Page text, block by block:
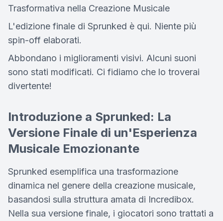
Trasformativa nella Creazione Musicale
L'edizione finale di Sprunked è qui. Niente più
spin-off elaborati.
Abbondano i miglioramenti visivi. Alcuni suoni
sono stati modificati. Ci fidiamo che lo troverai
divertente!
Introduzione a Sprunked: La
Versione Finale di un'Esperienza
Musicale Emozionante
Sprunked esemplifica una trasformazione
dinamica nel genere della creazione musicale,
basandosi sulla struttura amata di Incredibox.
Nella sua versione finale, i giocatori sono trattati a